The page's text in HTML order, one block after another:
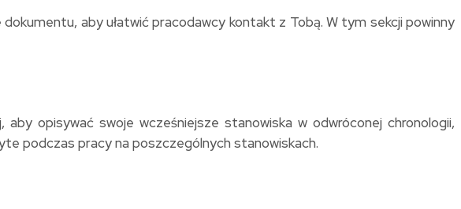
aby ułatwić pracodawcy kontakt z Tobą. W tym sekcji powinny
opisywać swoje wcześniejsze stanowiska w odwróconej chronologii,
podczas pracy na poszczególnych stanowiskach.